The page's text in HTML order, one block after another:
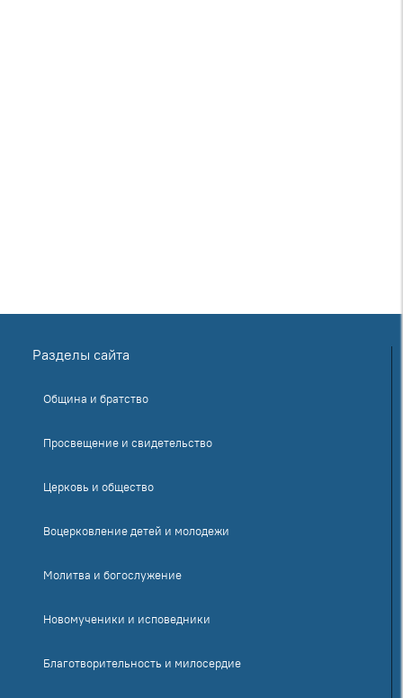
Разделы сайта
Община и братство
Просвещение и свидетельство
Церковь и общество
Воцерковление детей и молодежи
Молитва и богослужение
Новомученики и исповедники
Благотворительность и милосердие